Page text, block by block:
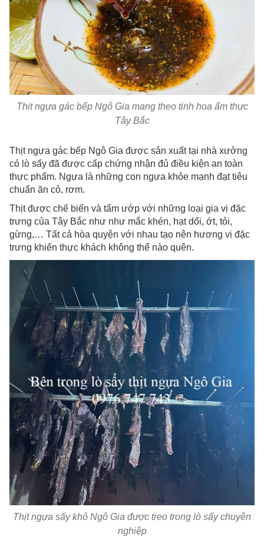
Thịt ngựa gác bếp Ngô Gia mang theo tinh hoa ẩm thực
Tây Bắc
Thịt ngựa gác bếp Ngô Gia được sản xuất tại nhà xưởng
có lò sấy đã được cấp chứng nhận đủ điều kiện an toàn
thực phẩm. Ngựa là những con ngựa khỏe mạnh đạt tiêu
chuẩn ăn cỏ, rơm.
Thịt được chế biến và tẩm ướp với những loại gia vị đặc
trưng của Tây Bắc như như mắc khén, hạt dổi, ớt, tỏi,
gừng,… Tất cả hòa quyện với nhau tạo nên hương vị đặc
trưng khiến thực khách không thể nào quên.
Thịt ngựa sấy khô Ngô Gia được treo trong lò sấy chuyên
nghiệp